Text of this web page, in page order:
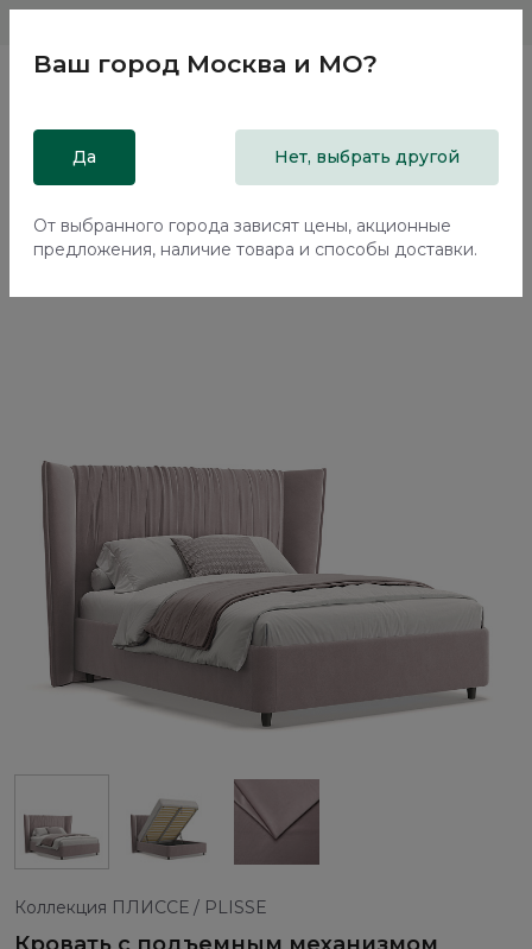
Главная
Кровати
Кровать с подъемным механизмом Плиссе / Plisse
Коллекция ПЛИССЕ / PLISSE
Ваш город Москва и МО?
Да Нет, выбрать другой
От выбранного города зависят цены, акционные
предложения, наличие товара и способы доставки.